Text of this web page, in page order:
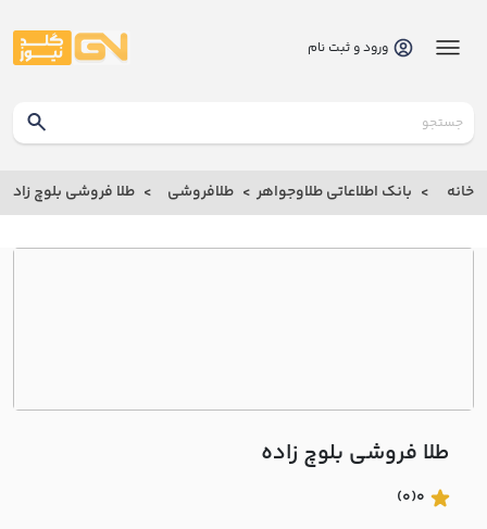
بانک
بانک
اطلاعاتی
درباره
با ما
ورود و ثبت نام
خانه بانک اطلاعاتی طلاوجواهر طلافروشی طلا فروشی بلوچ زاده
طلا فروشی بلوچ زاده
0
(0)